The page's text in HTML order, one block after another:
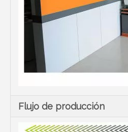
Flujo de producción